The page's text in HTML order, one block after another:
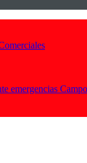
emergencias Campo